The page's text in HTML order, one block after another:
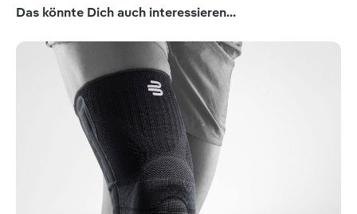
Produktgalerie überspringen
Das könnte Dich auch interessieren...